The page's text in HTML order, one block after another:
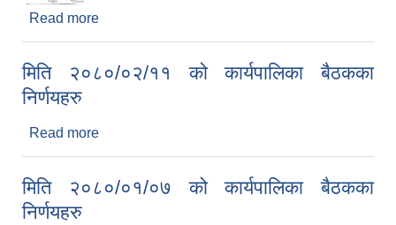
Read more
मिति २०८०/०२/११ को कार्यपालिका बैठकका
निर्णयहरु
Read more
मिति २०८०/०१/०७ को कार्यपालिका बैठकका
निर्णयहरु